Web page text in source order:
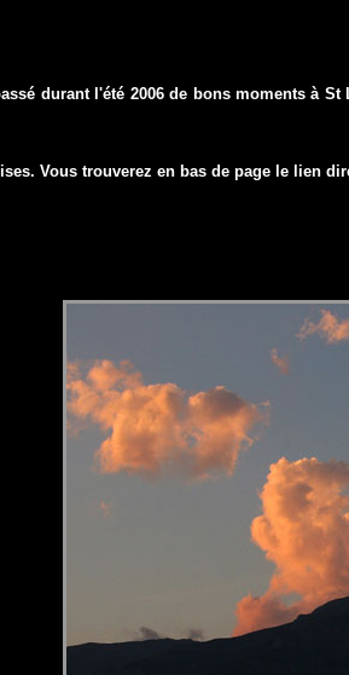
durant l'été 2006 de bons moments à
Vous trouverez en bas de page le lien